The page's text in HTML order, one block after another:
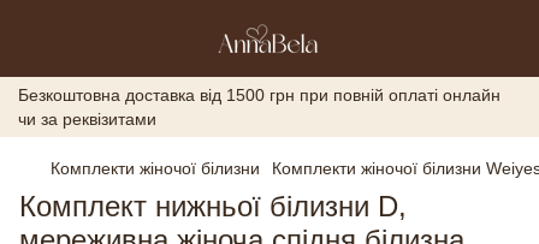
Безкоштовна доставка від 1500 грн при повній оплаті онлайн
чи за реквізитами
Комплекти жіночої білизни Комплекти жіночої білизни
Комплект нижньої білизни D,